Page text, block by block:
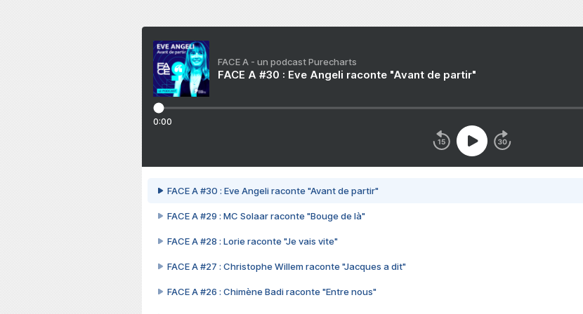
FACE A - un podcast Purecharts
FACE A #30 : Eve Angeli raconte "Avant de partir"
0:00
FACE A #30 : Eve Angeli raconte "Avant de partir"
FACE A #29 : MC Solaar raconte "Bouge de là"
FACE A #28 : Lorie raconte "Je vais vite"
FACE A #27 : Christophe Willem raconte "Jacques a dit"
FACE A #26 : Chimène Badi raconte "Entre nous"